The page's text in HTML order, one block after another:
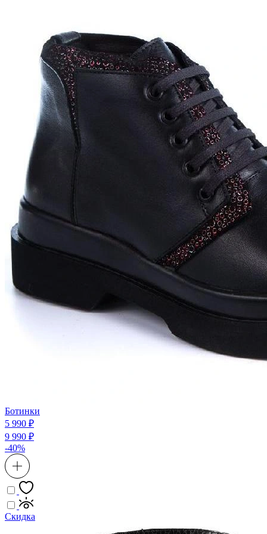
Ботинки
5 990 ₽
9 990 ₽
-40%
Скидка